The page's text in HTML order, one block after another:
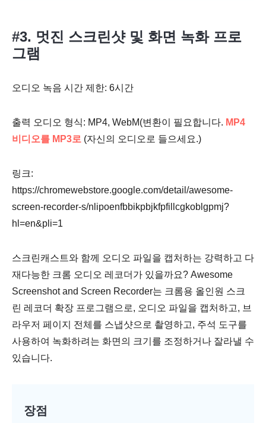
#3. 멋진 스크린샷 및 화면 녹화 프로
그램
오디오 녹음 시간 제한: 6시간
출력 오디오 형식: MP4, WebM(변환이 필요합니다. MP4
비디오를 MP3로 (자신의 오디오로 들으세요.)
링크:
https://chromewebstore.google.com/detail/awesome-
screen-recorder-s/nlipoenfbbikpbjkfpfillcgkoblgpmj?
hl=en&pli=1
스크린캐스트와 함께 오디오 파일을 캡처하는 강력하고 다
재다능한 크롬 오디오 레코더가 있을까요? Awesome
Screenshot and Screen Recorder는 크롬용 올인원 스크
린 레코더 확장 프로그램으로, 오디오 파일을 캡처하고, 브
라우저 페이지 전체를 스냅샷으로 촬영하고, 주석 도구를
사용하여 녹화하려는 화면의 크기를 조정하거나 잘라낼 수
있습니다.
장점